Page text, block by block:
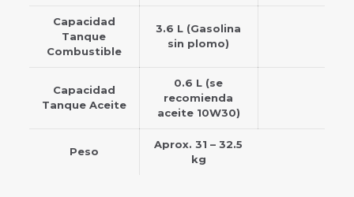
Capacidad
Tanque
Combustible
3.6 L (Gasolina
sin plomo)
Capacidad
Tanque Aceite
0.6 L (se
recomienda
aceite 10W30)
Peso
Aprox. 31 – 32.5
kg